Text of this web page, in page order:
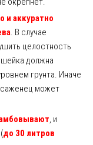
и аккуратно
. В случае
целостность
должна
грунта. Иначе
саженец может
, и
до 30 литров